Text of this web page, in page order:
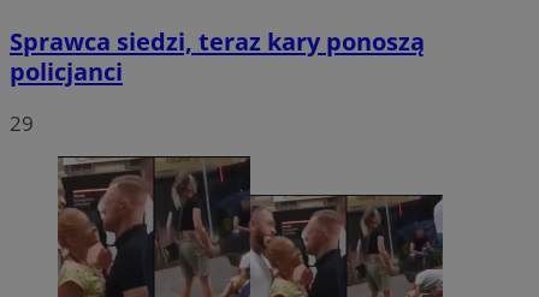
Sprawca siedzi, teraz kary ponoszą
policjanci
29